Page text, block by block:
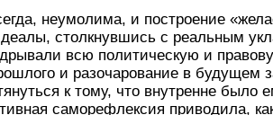
неумолима, и построение
столкнувшись с реальным
всю политическую и
и разочарование в будущем
к тому, что внутренне
саморефлексия приводила,